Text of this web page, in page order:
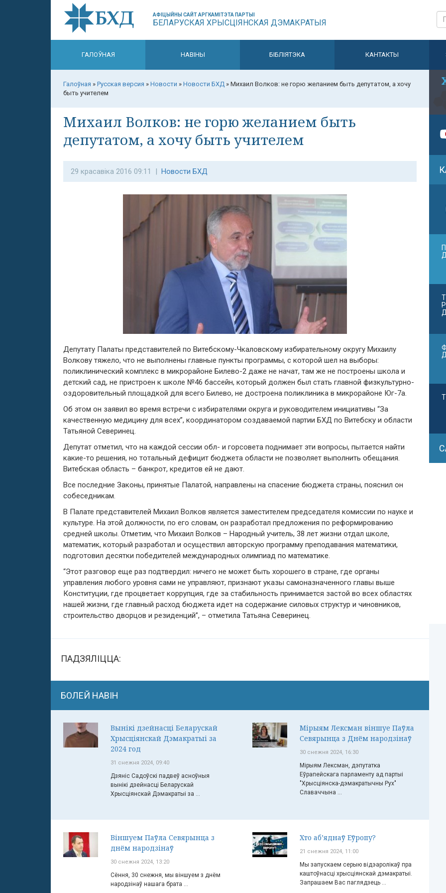
АФІЦЫЙНЫ САЙТ АРГКАМІТЭТА ПАРТЫІ
БЕЛАРУСКАЯ ХРЫСЦІЯНСКАЯ ДЭМАКРАТЫЯ
ГАЛОЎНАЯ НАВІНЫ БІБЛІЯТЭКА КАНТАКТЫ
Галоўная » Русская версия » Новости » Новости БХД » Михаил Волков: не горю желанием быть депутатом, а хочу
быть учителем
Михаил Волков: не горю желанием быть
депутатом, а хочу быть учителем
29 красавіка 2016 09:11 | Новости БХД
Депутату Палаты представителей по Витебскому-Чкаловскому избирательному округу Михаилу
Волкову тяжело, что не выполнены главные пункты программы, с которой шел на выборы:
поликлинический комплекс в микрорайоне Билево-2 даже не начат, там же не построены школа и
детский сад, не пристроен к школе №46 бассейн, который должен был стать главной физкультурно-
оздоровительный площадкой для всего Билево, не достроена поликлиника в микрорайоне Юг-7а.
Об этом он заявил во время встречи с избирателями округа и руководителем инициативы “За
качественную медицину для всех”, координатором создаваемой партии БХД по Витебску и области
Татьяной Северинец.
Депутат отметил, что на каждой сессии обл- и горсовета поднимает эти вопросы, пытается найти
какие-то решения, но тотальный дефицит бюджета области не позволяет выполнить обещания.
Витебская область – банкрот, кредитов ей не дают.
Все последние Законы, принятые Палатой, направлены на спасение бюджета страны, пояснил он
собеседникам.
В Палате представителей Михаил Волков является заместителем председателя комиссии по науке и
культуре. На этой должности, по его словам, он разработал предложения по реформированию
средней школы. Отметим, что Михаил Волков – Народный учитель, 38 лет жизни отдал школе,
математик, который разработал и осуществил авторскую программу преподавания математики,
подготовил десятки победителей международных олимпиад по математике.
“Этот разговор еще раз подтвердил: ничего не может быть хорошего в стране, где органы
управления любого уровня сами не управляют, признают указы самоназначенного главы выше
Конституции, где процветает коррупция, где за стабильность принимается застой во всех областях
нашей жизни, где главный расход бюджета идет на содержание силовых структур и чиновников,
строительство дворцов и резиденций”, – отметила Татьяна Северинец.
ПАДЗЯЛІЦЦА:
БОЛЕЙ НАВІН
Вынікі дзейнасці Беларускай
Хрысціянскай Дэмакратыі за
2024 год
31 снежня 2024, 09:40
Дзяніс Садоўскі падвеў асноўныя
вынікі дзейнасці Беларускай
Хрысціянскай Дэмакратыі за ...
Мірыям Лексман віншуе Паўла
Севярынца з Днём народзінаў
30 снежня 2024, 16:30
Мірыям Лексман, дэпутатка
Еўрапейскага парламенту ад партыі
"Хрысціянска-дэмакратычны Рух"
Славаччына ...
Віншуем Паўла Севярынца з
днём народзінаў
30 снежня 2024, 13:20
Сёння, 30 снежня, мы віншуем з днём
народзінаў нашага брата ...
Хто аб’яднаў Еўропу?
21 снежня 2024, 11:00
Мы запускаем серыю відэаролікаў пра
каштоўнасці хрысціянскай дэмакратыі.
Запрашаем Вас паглядзець ...